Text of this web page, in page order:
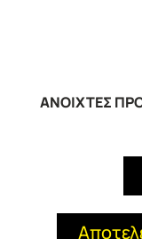
ΑΝΟΙΧΤΕΣ